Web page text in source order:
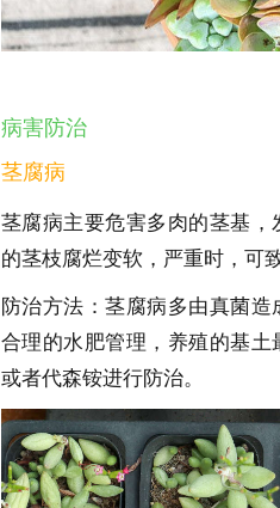
病害防治
茎腐病
茎腐病主要危害多肉的茎基
的茎枝腐烂变软，严重时，可
防治方法：茎腐病多由真菌
合理的水肥管理，养殖的基
或者代森铵进行防治。